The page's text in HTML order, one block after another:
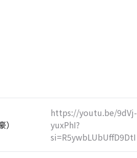
https://youtu.be/9dVj-
yuxPhI?
si=R5ywbLUbUffD9DtI